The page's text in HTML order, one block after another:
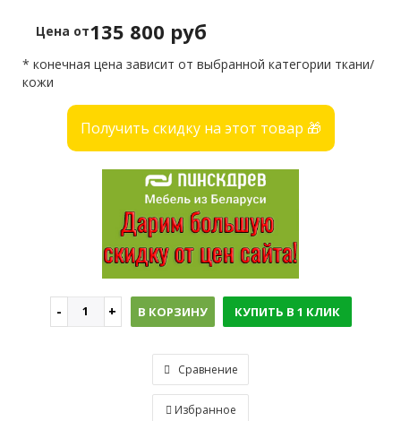
Цена от135 800 руб
* конечная цена зависит от выбранной категории ткани/
кожи
Получить скидку на этот товар 🎁
В КОРЗИНУ КУПИТЬ В 1 КЛИК
Сравнение
Избранное